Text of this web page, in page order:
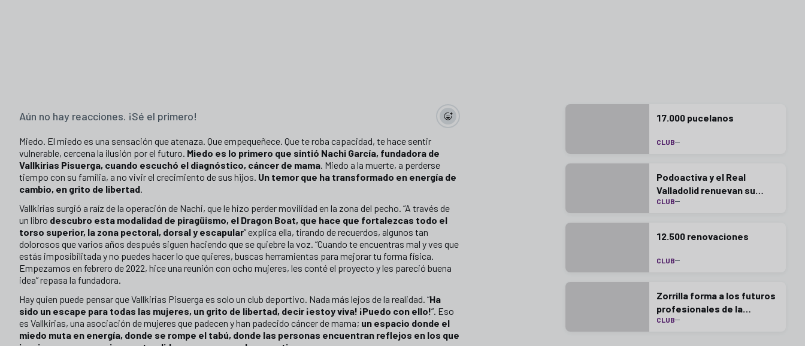
Aún no hay reacciones. ¡Sé el primero!
Miedo. El miedo es una sensación que atenaza. Que empequeñece. Que te roba capacidad, te hace sentir
vulnerable, cercena la ilusión por el futuro. Miedo es lo primero que sintió Nachi García, fundadora de
Vallkirias Pisuerga, cuando escuchó el diagnóstico, cáncer de mama. Miedo a la muerte, a perderse
tiempo con su familia, a no vivir el crecimiento de sus hijos. Un temor que ha transformado en energía de
cambio, en grito de libertad.
Vallkirias surgió a raíz de la operación de Nachi, que le hizo perder movilidad en la zona del pecho. “A través de
un libro descubro esta modalidad de piragüismo, el Dragon Boat, que hace que fortalezcas todo el
torso superior, la zona pectoral, dorsal y escapular” explica ella, tirando de recuerdos, algunos tan
dolorosos que varios años después siguen haciendo que se quiebre la voz. “Cuando te encuentras mal y ves que
estás imposibilitada y no puedes hacer lo que quieres, buscas herramientas para mejorar tu forma física.
Empezamos en febrero de 2022, hice una reunión con ocho mujeres, les conté el proyecto y les pareció buena
idea” repasa la fundadora.
Hay quien puede pensar que Vallkirias Pisuerga es solo un club deportivo. Nada más lejos de la realidad. “Ha
sido un escape para todas las mujeres, un grito de libertad, decir ¡estoy viva! ¡Puedo con ello!”. Eso
es Vallkirias, una asociación de mujeres que padecen y han padecido cáncer de mama; un espacio donde el
miedo muta en energía, donde se rompe el tabú, donde las personas encuentran reflejos en los que
17.000 pucelanos
CLUB
Podoactiva y el Real
Valladolid renuevan su
alianza una temporada más
CLUB
12.500 renovaciones
CLUB
Zorrilla forma a los futuros
profesionales de la
industria del fútbol
CLUB